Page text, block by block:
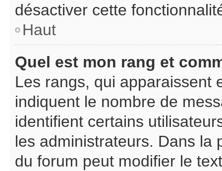
désactiver cette
Haut
Quel est mon rang et
Les rangs, qui apparaissent
indiquent le nombre de
identifient certains
les administrateurs. Dans la
du forum peut modifier le